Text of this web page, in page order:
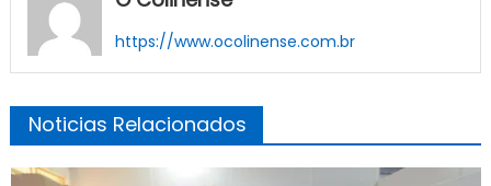
https://www.ocolinense.com.br
Noticias Relacionados